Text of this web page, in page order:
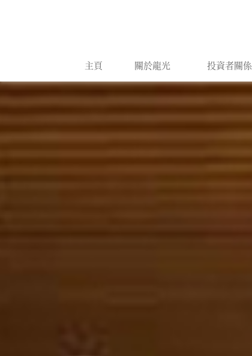
主頁 關於龍光 投資者關係